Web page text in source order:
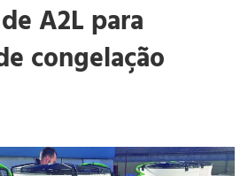
A2L para
congelação